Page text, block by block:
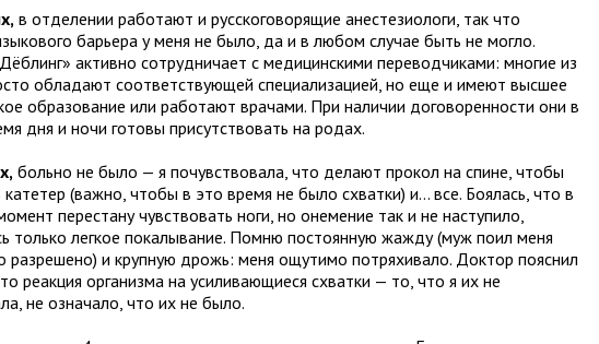
в отделении работают и русскоговорящие анестезиологи, так что
барьера у меня не было, да и в любом случае быть не могло.
активно сотрудничает с медицинскими переводчиками: многие из
обладают соответствующей специализацией, но еще и имеют высшее
образование или работают врачами. При наличии договоренности они в
дня и ночи готовы присутствовать на родах.
больно не было — я почувствовала, что делают прокол на спине, чтобы
катетер (важно, чтобы в это время не было схватки) и… все. Боялась, что в
перестану чувствовать ноги, но онемение так и не наступило,
только легкое покалывание. Помню постоянную жажду (муж поил меня
разрешено) и крупную дрожь: меня ощутимо потряхивало. Доктор пояснил
реакция организма на усиливающиеся схватки — то, что я их не
не означало, что их не было.